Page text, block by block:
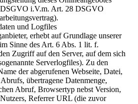
i.V.m. Art. 28 DSGVO
und Logfiles
erhebt auf Grundlage unserer
Sinne des Art. 6 Abs. 1 lit. f.
Zugriff auf den Server, auf dem sich
Serverlogfiles). Zu den
der abgerufenen Webseite, Datei,
übertragene Datenmenge,
Abruf, Browsertyp nebst Version,
Referrer URL (die zuvor